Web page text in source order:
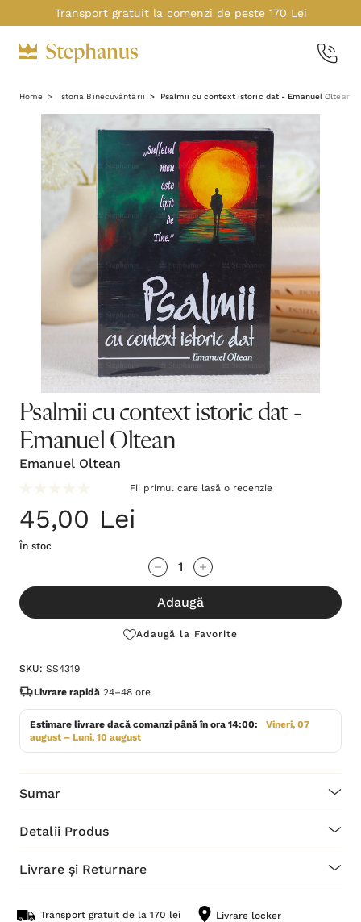
Transport gratuit la comenzi de peste 170 Lei
Home Istoria Binecuvântării Psalmii cu context istoric dat - Emanuel Oltean
Psalmii cu context istoric dat -
Emanuel Oltean
Emanuel Oltean
Fii primul care lasă o recenzie
45,00 Lei
În stoc
te!
Stocul
Adaugă
Adaugă la Favorite
SKU: SS4319
Livrare rapidă 24–48 ore
Estimare livrare dacă comanzi până în ora 14:00:
Vineri, 07
august – Luni, 10 august
Sumar
Detalii Produs
Livrare și Returnare
Transport gratuit de la 170 lei Livrare locker